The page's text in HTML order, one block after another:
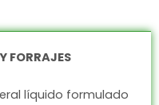
FORRAJES
líquido formulado